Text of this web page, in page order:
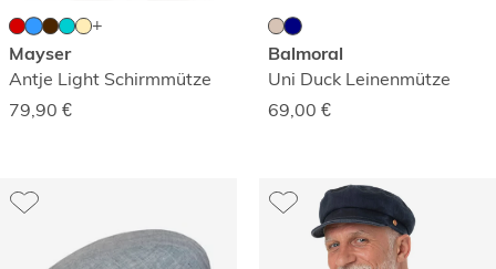
Mayser
Antje Light Schirmmütze
79,90 €
Balmoral
Uni Duck Leinenmütze
69,00 €